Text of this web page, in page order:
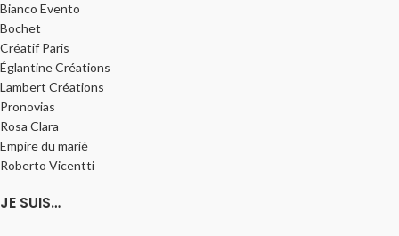
Bianco Evento
Bochet
Créatif Paris
Églantine Créations
Lambert Créations
Pronovias
Rosa Clara
Empire du marié
Roberto Vicentti
JE SUIS…